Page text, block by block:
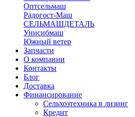
Оптсельмаш
Радогост-Маш
СЕЛЬМАШДЕТАЛЬ
Унисибмаш
Южный ветер
Запчасти
О компании
Контакты
Блог
Доставка
Финансирование
Сельхозтехника в лизинг
Кредит